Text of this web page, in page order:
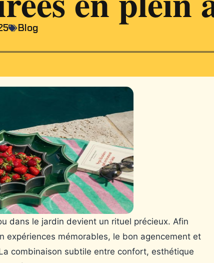
Blog
dans le jardin devient un rituel précieux. Afin
expériences mémorables, le bon agencement et
combinaison subtile entre confort, esthétique